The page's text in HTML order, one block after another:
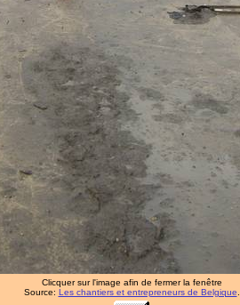
Clicquer sur l'image afin de fermer la fenêtre
Source: Les chantiers et entrepreneurs de Belgique